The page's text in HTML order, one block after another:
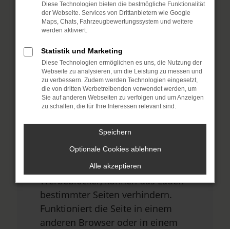
Fehler: Network Error
Beim Laden ist ein Fehler aufgetreten.
können:
Überprüfe deine Firewall und
deine Internetverbindung.
Laden andere Webseiten, zum
Beispiel deine Suchmaschine?
Browsererweiterungen.
Manche Erweiterungen, wie
Werbeblocker, können das Laden
bestimmter Seiten verhindern.
Funktioniert die Seite in einem
anderen Browser oder in einem
Diese Technologien bieten die bestmögliche Funktionalität
der Webseite. Services von Drittanbietern wie Google
Maps, Chats, Fahrzeugbewertungssystem und weitere
werden aktiviert.
Statistik und Marketing
Diese Technologien ermöglichen es uns, die Nutzung der
Webseite zu analysieren, um die Leistung zu messen und
zu verbessern. Zudem werden Technologien eingesetzt,
die von dritten Werbetreibenden verwendet werden, um
Sie auf anderen Webseiten zu verfolgen und um Anzeigen
zu schalten, die für Ihre Interessen relevant sind.
Speichern
Optionale Cookies ablehnen
Alle akzeptieren